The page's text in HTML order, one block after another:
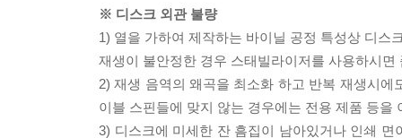
※ 디스크 외관 불량
1) 열을 가하여 제작하는 바이닐 공정 특성상 디스
재생이 불안정한 경우 스태빌라이저를 사용하시
2) 재생 음역의 왜곡을 최소화 하고 반복 재생시
이블 스핀들에 맞지 않는 경우에는 전용 제품 등
3) 디스크에 미세한 잔 흠집이 남아있거나 인쇄